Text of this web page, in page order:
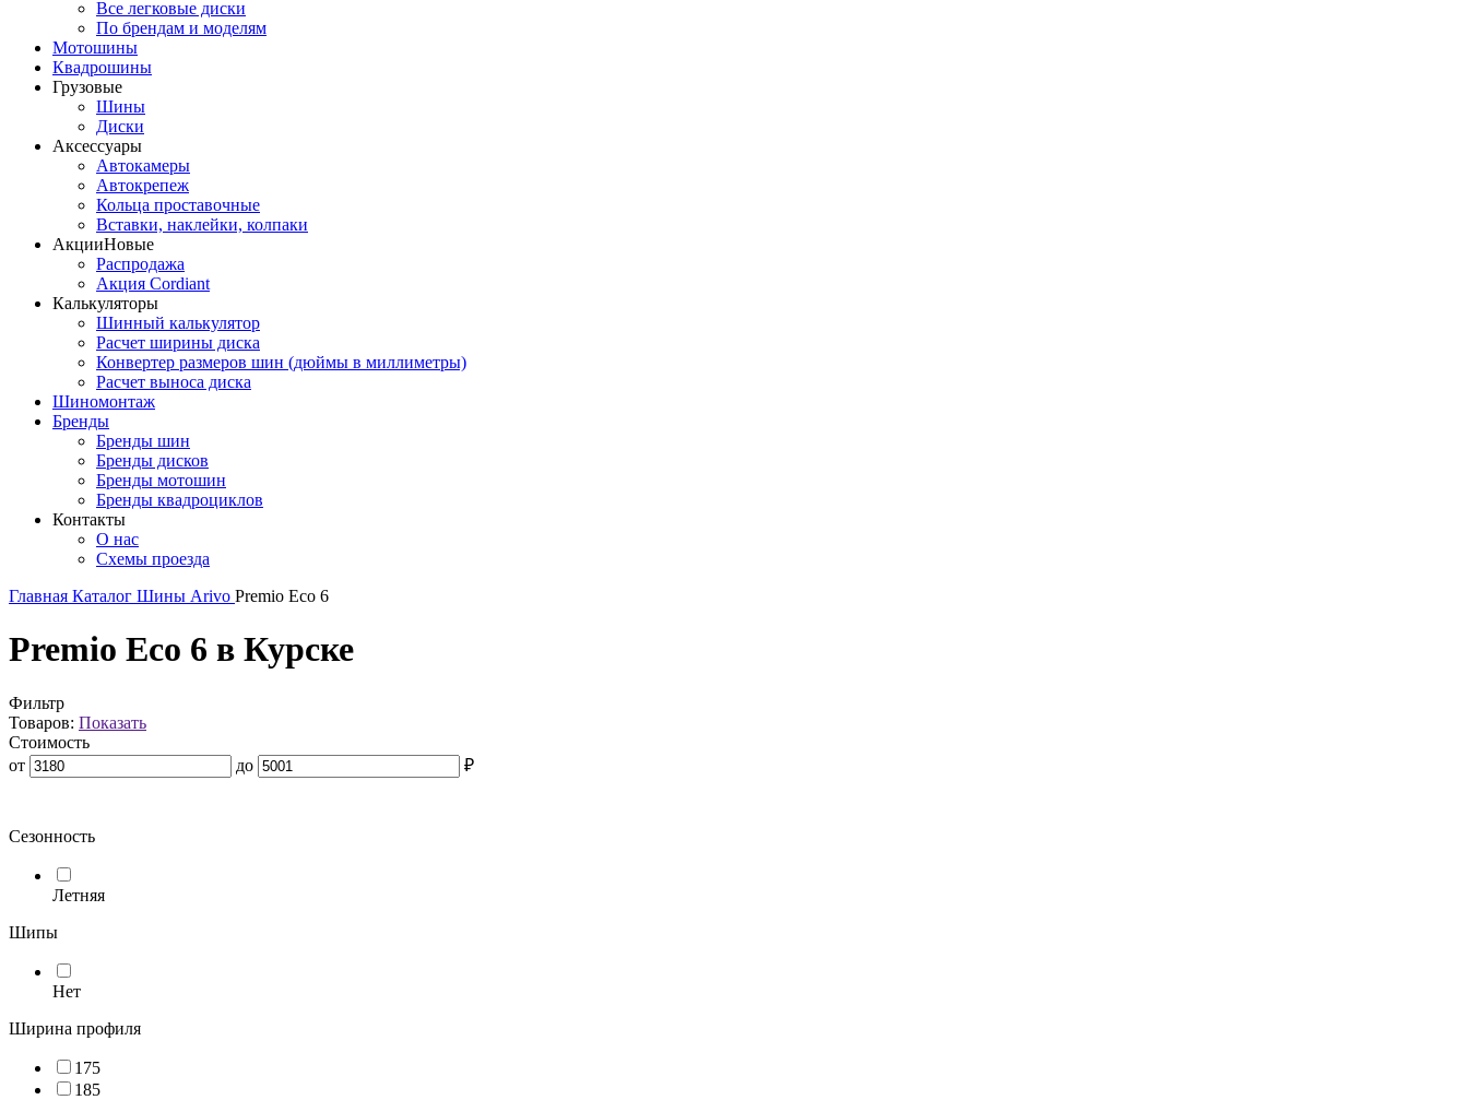
Все легковые диски
По брендам и моделям
Мотошины
Квадрошины
Грузовые
Шины
Диски
Аксессуары
Автокамеры
Автокрепеж
Кольца проставочные
Вставки, наклейки, колпаки
АкцииНовые
Распродажа
Акция Cordiant
Калькуляторы
Шинный калькулятор
Расчет ширины диска
Конвертер размеров шин (дюймы в миллиметры)
Расчет выноса диска
Шиномонтаж
Бренды
Бренды шин
Бренды дисков
Бренды мотошин
Бренды квадроциклов
Контакты
О нас
Схемы проезда
Главная Каталог Шины Arivo Premio Eco 6
Premio Eco 6 в Курске
Фильтр
Товаров: Показать
Стоимость
от
до ₽
Сезонность
Летняя
Шипы
Нет
Ширина профиля
175
185